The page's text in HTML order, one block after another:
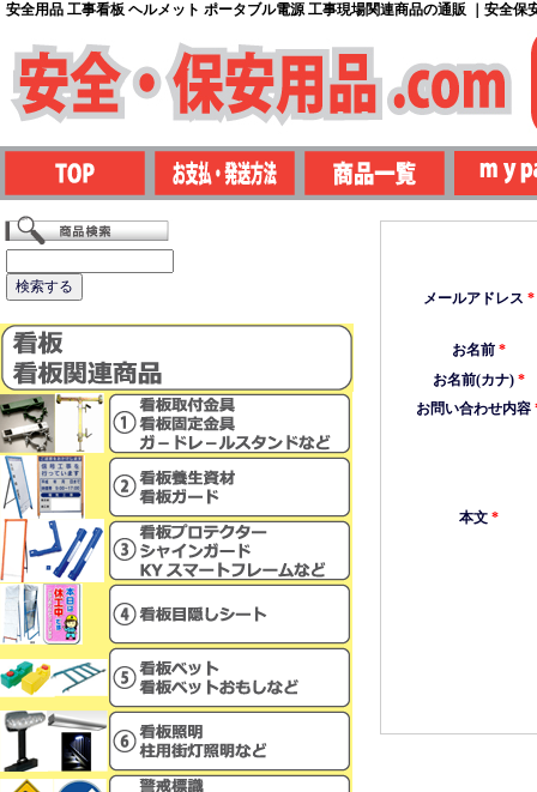
安全用品 工事看板 ヘルメット ポータブル電源 工事現場関連商品の通販 ｜安全保
メールアドレス *
お名前*
お名前(カナ)*
お問い合わせ内容
本文*